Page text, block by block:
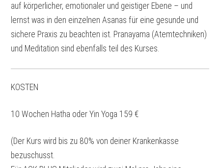
auf körperlicher, emotionaler und geistiger Ebene – und
lernst was in den einzelnen Asanas für eine gesunde und
sichere Praxis zu beachten ist. Pranayama (Atemtechniken)
und Meditation sind ebenfalls teil des Kurses.
KOSTEN
10 Wochen Hatha oder Yin Yoga 159 €
(Der Kurs wird bis zu 80% von deiner Krankenkasse
bezuschusst.